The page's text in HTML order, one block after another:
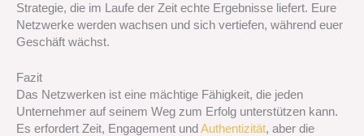
Strategie, die im Laufe der Zeit echte Ergebnisse liefert. Eure
Netzwerke werden wachsen und sich vertiefen, während euer
Geschäft wächst.
Fazit
Das Netzwerken ist eine mächtige Fähigkeit, die jeden
Unternehmer auf seinem Weg zum Erfolg unterstützen kann.
Es erfordert Zeit, Engagement und Authentizität, aber die